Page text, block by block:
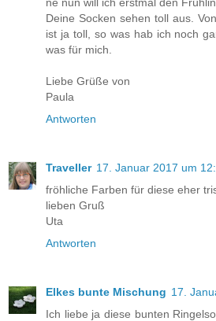
Deine Socken sehen toll aus.
ist ja toll, so was hab ich noch
was für mich.
Liebe Grüße von
Paula
Antworten
Traveller 17. Januar 2017 um
fröhliche Farben für diese eher
lieben Gruß
Uta
Antworten
Elkes bunte Mischung 17.
Ich liebe ja diese bunten